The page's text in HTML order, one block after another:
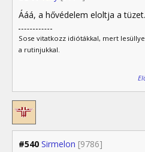
Ááá, a hővédelem eloltja a tüzet.
Sose vitatkozz idiótákkal, mert
a rutinjukkal.
#540 Sirmelon [9786]